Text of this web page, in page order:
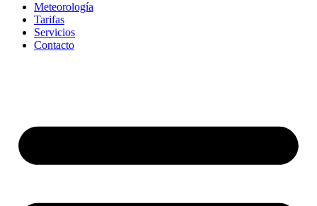
Meteorología
Tarifas
Servicios
Contacto